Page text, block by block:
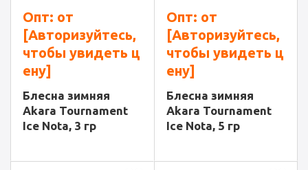
Опт: от
[Авторизуйтесь,
чтобы увидеть ц
ену]
Блесна зимняя
Akara Tournament
Ice Nota, 3 гр
Опт: от
[Авторизуйтесь,
чтобы увидеть ц
ену]
Блесна зимняя
Akara Tournament
Ice Nota, 5 гр